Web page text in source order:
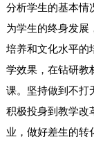
分析学生的基本情
为学生的终身发展
培养和文化水平的
学效果，在钻研教
课。坚持做到不打
积极投身到教学改
业，做好差生的转